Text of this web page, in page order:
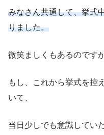
みなさん共通して、挙式
りました。
微笑ましくもあるのです
もし、これから挙式を控
いて、
当日少しでも意識してい